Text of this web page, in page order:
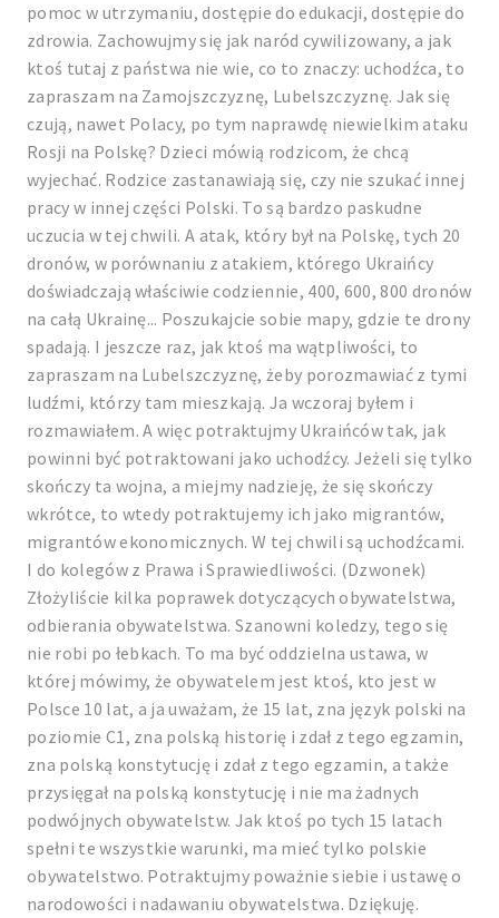
pomoc w utrzymaniu, dostępie do edukacji, dostępie do
zdrowia. Zachowujmy się jak naród cywilizowany, a jak
ktoś tutaj z państwa nie wie, co to znaczy: uchodźca, to
zapraszam na Zamojszczyznę, Lubelszczyznę. Jak się
czują, nawet Polacy, po tym naprawdę niewielkim ataku
Rosji na Polskę? Dzieci mówią rodzicom, że chcą
wyjechać. Rodzice zastanawiają się, czy nie szukać innej
pracy w innej części Polski. To są bardzo paskudne
uczucia w tej chwili. A atak, który był na Polskę, tych 20
dronów, w porównaniu z atakiem, którego Ukraińcy
doświadczają właściwie codziennie, 400, 600, 800 dronów
na całą Ukrainę... Poszukajcie sobie mapy, gdzie te drony
spadają. I jeszcze raz, jak ktoś ma wątpliwości, to
zapraszam na Lubelszczyznę, żeby porozmawiać z tymi
ludźmi, którzy tam mieszkają. Ja wczoraj byłem i
rozmawiałem. A więc potraktujmy Ukraińców tak, jak
powinni być potraktowani jako uchodźcy. Jeżeli się tylko
skończy ta wojna, a miejmy nadzieję, że się skończy
wkrótce, to wtedy potraktujemy ich jako migrantów,
migrantów ekonomicznych. W tej chwili są uchodźcami.
I do kolegów z Prawa i Sprawiedliwości. (Dzwonek)
Złożyliście kilka poprawek dotyczących obywatelstwa,
odbierania obywatelstwa. Szanowni koledzy, tego się
nie robi po łebkach. To ma być oddzielna ustawa, w
której mówimy, że obywatelem jest ktoś, kto jest w
Polsce 10 lat, a ja uważam, że 15 lat, zna język polski na
poziomie C1, zna polską historię i zdał z tego egzamin,
zna polską konstytucję i zdał z tego egzamin, a także
przysięgał na polską konstytucję i nie ma żadnych
podwójnych obywatelstw. Jak ktoś po tych 15 latach
spełni te wszystkie warunki, ma mieć tylko polskie
obywatelstwo. Potraktujmy poważnie siebie i ustawę o
narodowości i nadawaniu obywatelstwa. Dziękuję.